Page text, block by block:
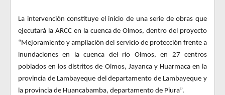
La intervención constituye el inicio de una serie de obras que
ejecutará la ARCC en la cuenca de Olmos, dentro del proyecto
“Mejoramiento y ampliación del servicio de protección frente a
inundaciones en la cuenca del rio Olmos, en 27 centros
poblados en los distritos de Olmos, Jayanca y Huarmaca en la
provincia de Lambayeque del departamento de Lambayeque y
la provincia de Huancabamba, departamento de Piura”.